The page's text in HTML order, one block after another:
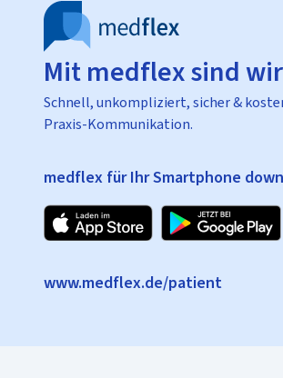
Mit medflex sind
Schnell, unkompliziert, sicher &
Praxis-Kommunikation.
medflex für Ihr Smartphone
www.medflex.de/patient